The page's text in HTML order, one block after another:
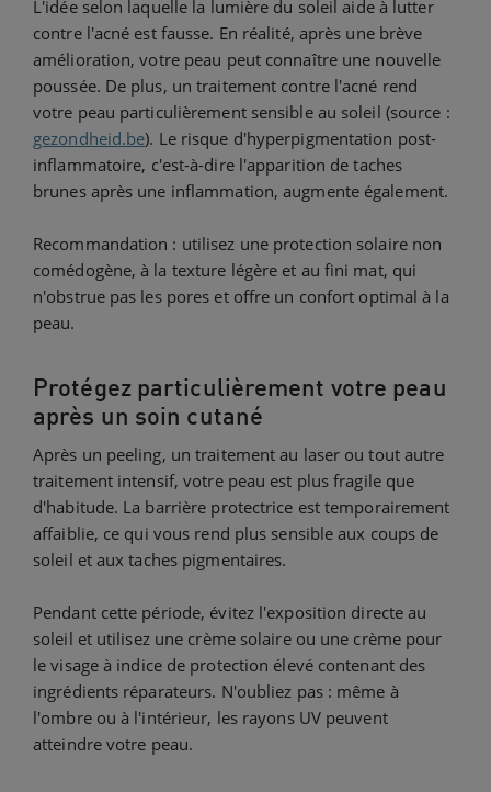
L'idée selon laquelle la lumière du soleil aide à lutter
contre l'acné est fausse. En réalité, après une brève
amélioration, votre peau peut connaître une nouvelle
poussée. De plus, un traitement contre l'acné rend
votre peau particulièrement sensible au soleil (source :
gezondheid.be). Le risque d'hyperpigmentation post-
inflammatoire, c'est-à-dire l'apparition de taches
brunes après une inflammation, augmente également.
Recommandation : utilisez une protection solaire non
comédogène, à la texture légère et au fini mat, qui
n'obstrue pas les pores et offre un confort optimal à la
peau.
Protégez particulièrement votre peau
après un soin cutané
Après un peeling, un traitement au laser ou tout autre
traitement intensif, votre peau est plus fragile que
d'habitude. La barrière protectrice est temporairement
affaiblie, ce qui vous rend plus sensible aux coups de
soleil et aux taches pigmentaires.
Pendant cette période, évitez l'exposition directe au
soleil et utilisez une crème solaire ou une crème pour
le visage à indice de protection élevé contenant des
ingrédients réparateurs. N'oubliez pas : même à
l'ombre ou à l'intérieur, les rayons UV peuvent
atteindre votre peau.